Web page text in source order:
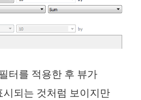
터를 적용한 후 뷰가
시되는 것처럼 보이지만